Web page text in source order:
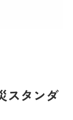
スタンダ